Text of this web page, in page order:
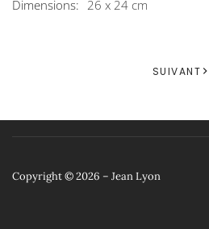
Dimensions: 26 x 24 cm
SUIVANT
Copyright © 2026 – Jean Lyon